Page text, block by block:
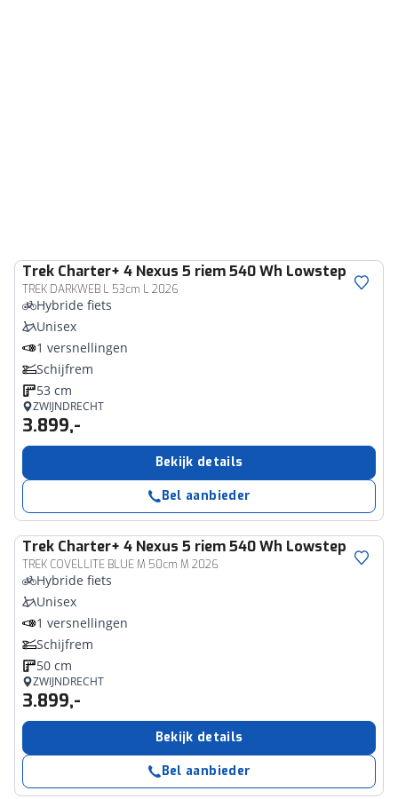
Trek Charter+ 4 Nexus 5 riem 540 Wh Lowstep
TREK DARKWEB L 53cm L 2026
Hybride fiets
Unisex
1 versnellingen
Schijfrem
53 cm
ZWIJNDRECHT
3.899,-
Bekijk details
Bel aanbieder
Trek Charter+ 4 Nexus 5 riem 540 Wh Lowstep
TREK COVELLITE BLUE M 50cm M 2026
Hybride fiets
Unisex
1 versnellingen
Schijfrem
50 cm
ZWIJNDRECHT
3.899,-
Bekijk details
Bel aanbieder